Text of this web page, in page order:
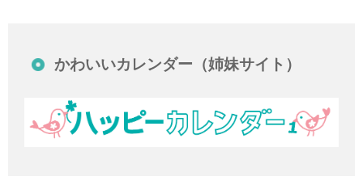
かわいいカレンダー（姉妹サイト）